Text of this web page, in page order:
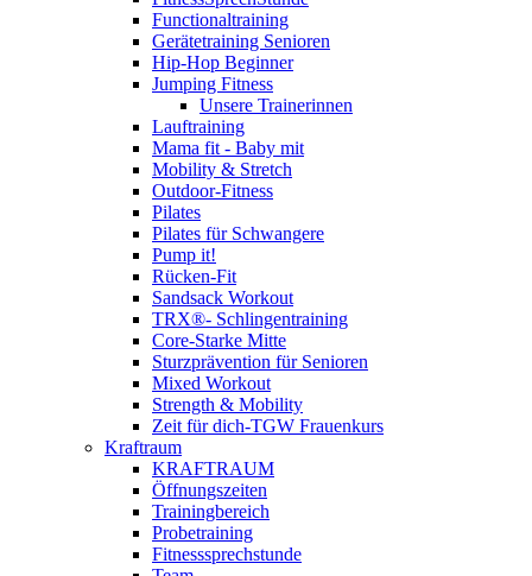
Functionaltraining
Gerätetraining Senioren
Hip-Hop Beginner
Jumping Fitness
Unsere Trainerinnen
Lauftraining
Mama fit - Baby mit
Mobility & Stretch
Outdoor-Fitness
Pilates
Pilates für Schwangere
Pump it!
Rücken-Fit
Sandsack Workout
TRX®- Schlingentraining
Core-Starke Mitte
Sturzprävention für Senioren
Mixed Workout
Strength & Mobility
Zeit für dich-TGW Frauenkurs
Kraftraum
KRAFTRAUM
Öffnungszeiten
Trainingbereich
Probetraining
Fitnesssprechstunde